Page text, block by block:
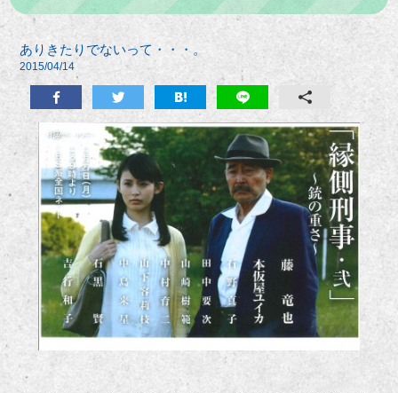
ありきたりでないって・・・。
2015/04/14